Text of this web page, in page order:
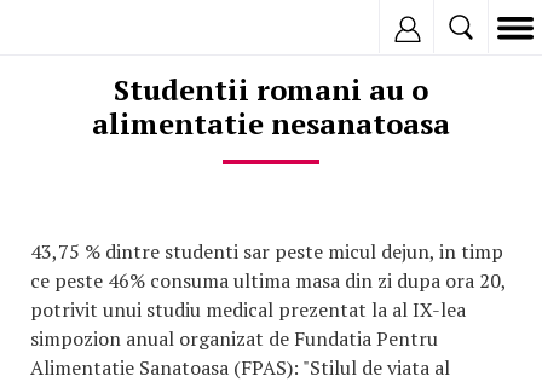
Studentii romani au o
alimentatie nesanatoasa
43,75 % dintre studenti sar peste micul dejun, in timp
ce peste 46% consuma ultima masa din zi dupa ora 20,
potrivit unui studiu medical prezentat la al IX-lea
simpozion anual organizat de Fundatia Pentru
Alimentatie Sanatoasa (FPAS): "Stilul de viata al